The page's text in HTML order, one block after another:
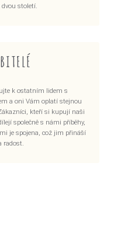
dvou století.
k ostatním lidem s
a oni Vám oplatí stejnou
kteří si kupují naši
společně s námi příběhy,
je spojena, což jim přináší
radost.